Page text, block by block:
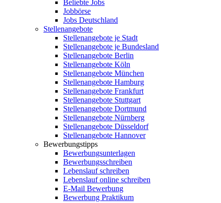
Beliebte Jobs
Jobbörse
Jobs Deutschland
Stellenangebote
Stellenangebote je Stadt
Stellenangebote je Bundesland
Stellenangebote Berlin
Stellenangebote Köln
Stellenangebote München
Stellenangebote Hamburg
Stellenangebote Frankfurt
Stellenangebote Stuttgart
Stellenangebote Dortmund
Stellenangebote Nürnberg
Stellenangebote Düsseldorf
Stellenangebote Hannover
Bewerbungstipps
Bewerbungsunterlagen
Bewerbungsschreiben
Lebenslauf schreiben
Lebenslauf online schreiben
E-Mail Bewerbung
Bewerbung Praktikum